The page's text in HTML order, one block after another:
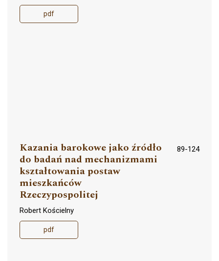
pdf
Kazania barokowe jako źródło
do badań nad mechanizmami
kształtowania postaw
mieszkańców
Rzeczypospolitej
89-124
Robert Kościelny
pdf